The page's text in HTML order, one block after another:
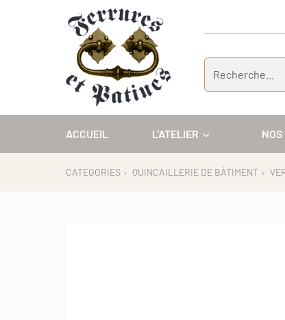
ACCUEIL L'ATELIER
CATÉGORIES › QUINCAILLERIE DE BÂTIMENT ›
Panneau de gestion des cookies